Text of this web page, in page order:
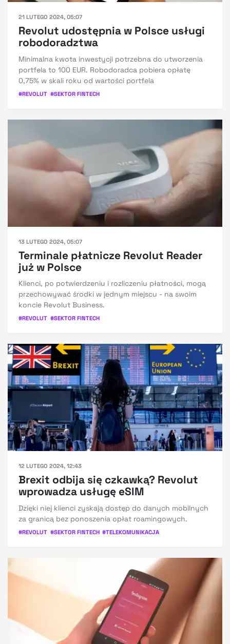
21 LUTEGO 2024, 05:07
Revolut udostępnia w Polsce usługi
robodoradztwa
Minimalna kwota inwestycji potrzebna do utworzenia
portfela to 100 EUR. Robodoradca pobiera opłatę
0,75% w skali roku od wartości portfela
#REVOLUT #SEKTOR FINTECH
13 LUTEGO 2024, 05:07
Terminale płatnicze Revolut Reader
już w Polsce
Klienci, po potwierdzeniu i rozliczeniu płatności, mogą
przechowywać środki w jednym miejscu - na swoim
koncie Revolut Business.
#REVOLUT #SEKTOR FINTECH
12 LUTEGO 2024, 12:43
Brexit odbija się czkawką? Revolut
wprowadza usługę eSIM
Dzięki niej klienci zyskają dostęp do danych mobilnych
za granicą bez ponoszenia opłat roamingowych.
#REVOLUT #SEKTOR FINTECH #TELEKOMUNIKACJA